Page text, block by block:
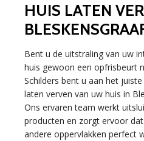
HUIS LATEN
Bent u de uitstraling van uw
huis gewoon een opfrisbeurt
Schilders bent u aan het
laten verven van uw huis in
Ons ervaren team werkt
producten en zorgt ervoor
andere oppervlakken perfect